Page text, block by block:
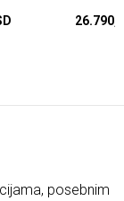
posebnim